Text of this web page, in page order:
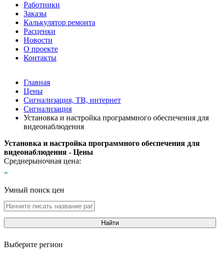
Работники
Заказы
Калькулятор ремонта
Расценки
Новости
О проекте
Контакты
Главная
Цены
Сигнализация, ТВ, интернет
Сигнализация
Установка и настройка программного обеспечения для
видеонаблюдения
Установка и настройка программного обеспечения для
видеонаблюдения - Цены
Среднерыночная цена:
-
Умный поиск цен
Найти
Выберите регион